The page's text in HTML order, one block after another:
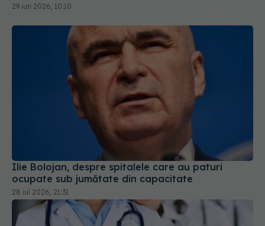
29 iun 2026, 10:10
Ilie Bolojan, despre spitalele care au paturi
ocupate sub jumătate din capacitate
28 iul 2026, 21:31